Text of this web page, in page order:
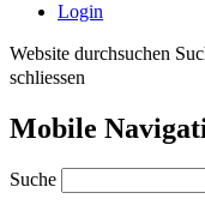
Login
Website durchsuchen
schliessen
Mobile
Suche